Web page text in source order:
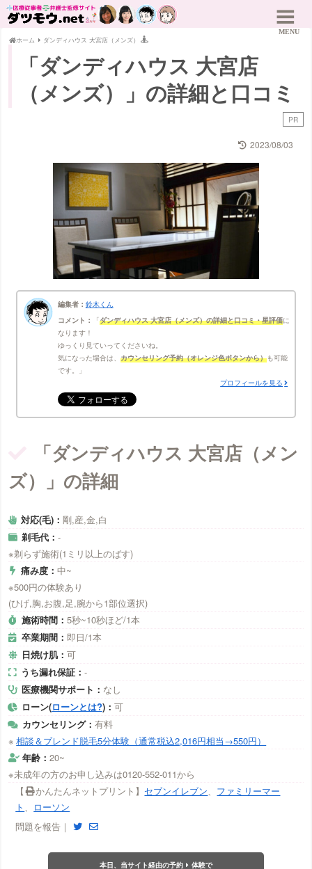
ホーム ダンディハウス 大宮店（メンズ）
「ダンディハウス 大宮店
（メンズ）」の詳細と口コミ
PR
2023/08/03
編集者： 鈴木くん
コメント：
ダンディハウス 大宮店（メンズ）の詳細と口コミ・星評価に
なります！
ゆっくり見ていってくださいね。
気になった場合は、 カウンセリング予約（オレンジ色ボタンから）も可能
です。
プロフィールを見る
「ダンディハウス 大宮店（メン
ズ）」の詳細
対応(毛)：剛,産,金,白
剃毛代：-
※剃らず施術(1ミリ以上のばす)
痛み度：中~
※500円の体験あり
(ひげ,胸,お腹,足,腕から1部位選択)
施術時間： 5秒~10秒ほど/1本
卒業期間： 即日/1本
日焼け肌： 可
うち漏れ保証： -
医療機関サポート： なし
ローン(ローンとは?)： 可
カウンセリング： 有料
※ 相談＆ブレンド脱毛5分体験（通常税込2,016円相当→550円）
年齢：20~
※未成年の方のお申し込みは0120-552-011から
【
かんたんネットプリント】 セブンイレブン
ファミリーマー
ト
ローソン
問題を報告｜
本日、当サイト経由の予約
体験で